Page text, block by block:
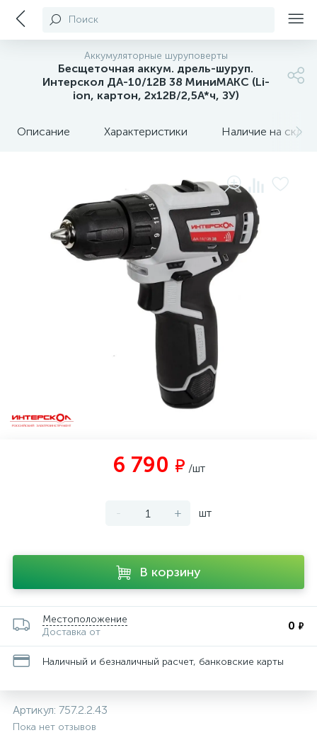
Поиск
Аккумуляторные шуруповерты
Бесщеточная аккум. дрель-шуруп.
Интерскол ДА-10/12В 38 МиниМАКС (Li-
ion, картон, 2х12В/2,5А*ч, ЗУ)
Описание Характеристики Наличие на
6 790 ₽ /шт
- + шт
В корзину
Местоположение
Доставка от
0 ₽
Наличный и безналичный расчет, банковские карты
Артикул: 757.2.2.43
Пока нет отзывов